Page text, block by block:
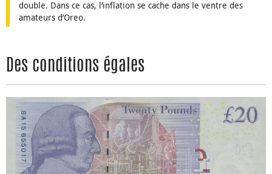
double. Dans ce cas, l’inflation se cache dans le ventre des
amateurs d’Oreo.
Des conditions égales